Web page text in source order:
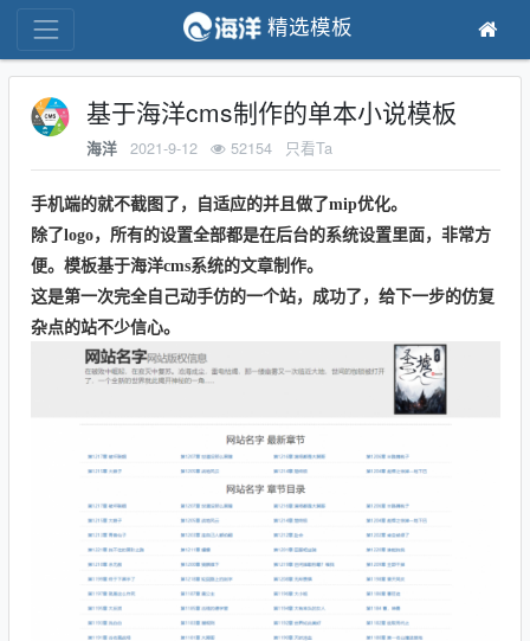
精选模板
基于海洋cms制作的单本小说模板
海洋 2021-9-12 52154 只看Ta
手机端的就不截图了，自适应的并且做了mip优化。
除了logo，所有的设置全部都是在后台的系统设置里面，非常方
便。模板基于海洋cms系统的文章制作。
这是第一次完全自己动手仿的一个站，成功了，给下一步的仿复
杂点的站不少信心。